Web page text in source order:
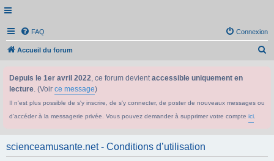
FAQ Connexion
Accueil du forum
Depuis le 1er avril 2022, ce forum devientaccessible uniquement en
lecture. (Voir ce message)
Il n'est plus possible de s'y inscrire, de s'y connecter, de poster de nouveaux messages ou
d'accéder à la messagerie privée. Vous pouvez demander à supprimer votre compte ici
scienceamusante.net - Conditions d’utilisation